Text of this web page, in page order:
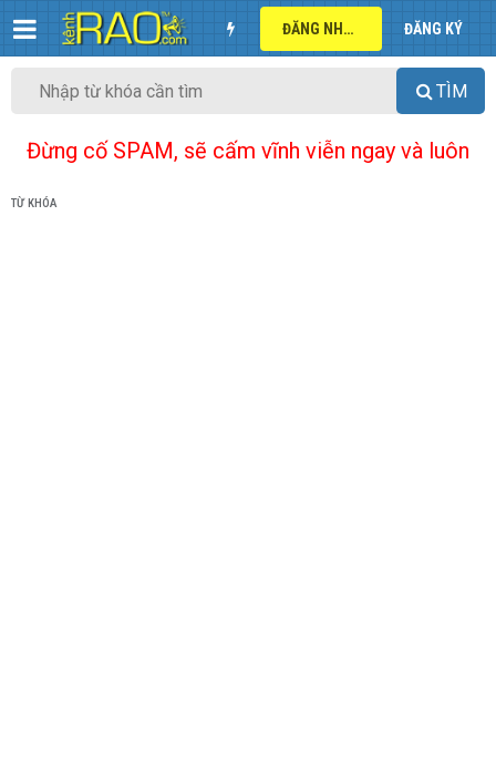
ĐĂNG NHẬP ĐĂNG KÝ
TÌM
Đừng cố SPAM, sẽ cấm vĩnh viễn ngay và luôn
TỪ KHÓA